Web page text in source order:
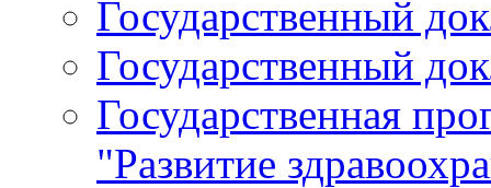
Государственный
Государственный
Государственная
"Развитие